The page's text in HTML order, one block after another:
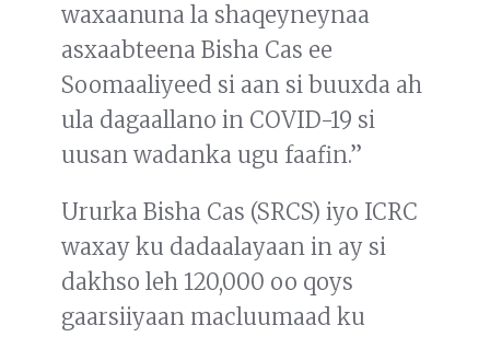
waxaanuna la shaqeyneynaa
asxaabteena Bisha Cas ee
Soomaaliyeed si aan si buuxda ah
ula dagaallano in COVID-19 si
uusan wadanka ugu faafin.”
Ururka Bisha Cas (SRCS) iyo ICRC
waxay ku dadaalayaan in ay si
dakhso leh 120,000 oo qoys
gaarsiiyaan macluumaad ku